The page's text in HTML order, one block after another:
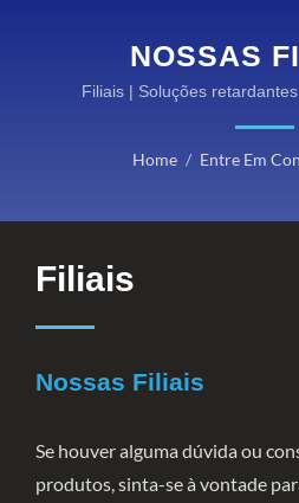
NOSSAS
DA KANOX®:
NOSSAS
Filiais | Soluções
Home / Entre Em
Filiais
Nossas Filiais
Se houver alguma dúvida ou
produtos, sinta-se à vontade